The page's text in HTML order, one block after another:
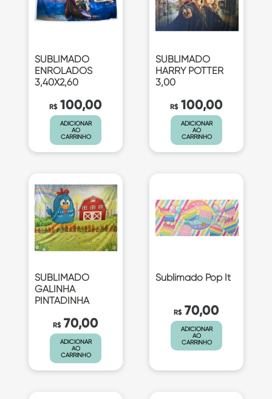
SUBLIMADO
ENROLADOS
3,40X2,60
R$ 100,00
ADICIONAR
AO
CARRINHO
SUBLIMADO
HARRY POTTER
3,00
R$ 100,00
ADICIONAR
AO
CARRINHO
SUBLIMADO
GALINHA
PINTADINHA
R$ 70,00
ADICIONAR
AO
CARRINHO
Sublimado Pop It
R$ 70,00
ADICIONAR
AO
CARRINHO